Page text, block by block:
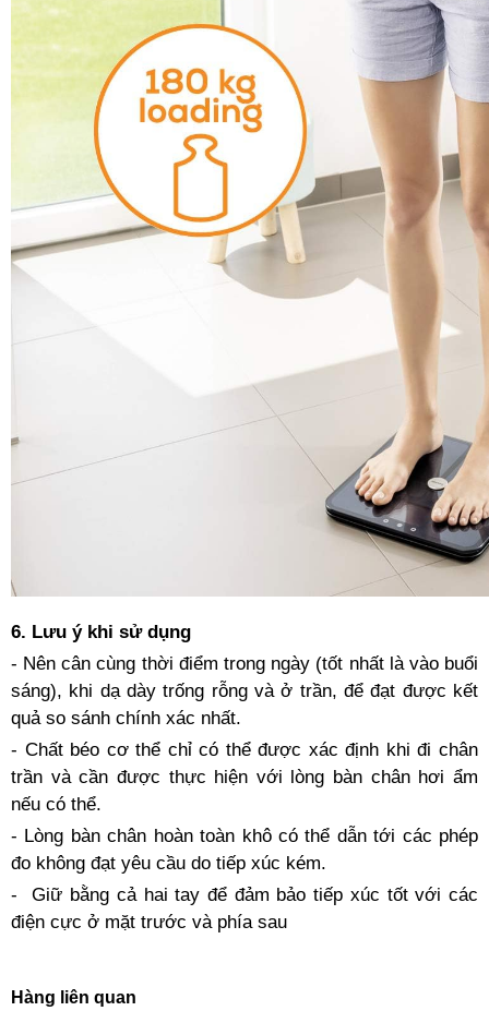
6. Lưu ý khi sử dụng
- Nên cân cùng thời điểm trong ngày (tốt nhất là vào buổi
sáng), khi dạ dày trống rỗng và ở trần, để đạt được kết
quả so sánh chính xác nhất.
- Chất béo cơ thể chỉ có thể được xác định khi đi chân
trần và cần được thực hiện với lòng bàn chân hơi ẩm
nếu có thể.
- Lòng bàn chân hoàn toàn khô có thể dẫn tới các phép
đo không đạt yêu cầu do tiếp xúc kém.
-
Giữ bằng cả hai tay để đảm bảo tiếp xúc tốt với các
điện cực ở mặt trước và phía sau
Hàng liên quan